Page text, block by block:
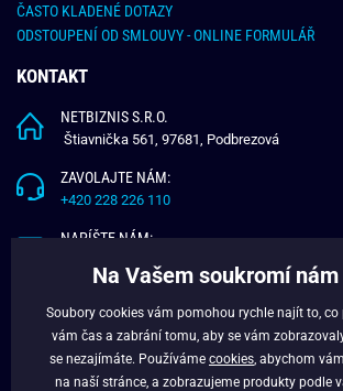
ČASTO KLADENÉ DOTAZY
ODSTOUPENÍ OD SMLOUVY - ONLINE FORMULÁŘ
KONTAKT
NETBIZNIS S.R.O.
Štiavnička 561, 97681, Podbrezová
ZAVOLAJTE NÁM:
+420 228 226 110
NAPÍŠTE NÁM:
O NÁS
VĚRNOSTNÍ PROGRAM
Na Vašem soukromí
Soubory cookies vám pomohou rychle najít to, co
vám čas a zabrání tomu, aby se vám
se nezajímáte. Používáme cookies , abychom
na naší stránce, a zobrazujeme produkty podle